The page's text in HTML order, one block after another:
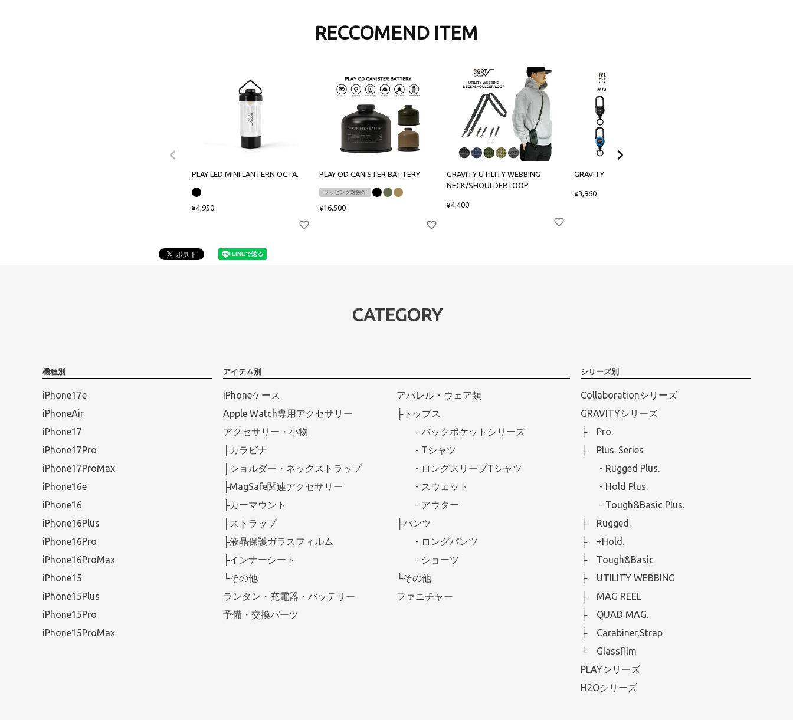
RECCOMEND ITEM
PLAY LED MINI LANTERN OCTA.
¥4,950
PLAY OD CANISTER BATTERY
ラッピング対象外
¥16,500
GRAVITY UTILITY WEBBING
NECK/SHOULDER LOOP
¥4,400
GRAVITY MAG REEL 360
¥3,960
CATEGORY
機種別
iPhone17e
iPhoneAir
iPhone17
iPhone17Pro
iPhone17ProMax
iPhone16e
iPhone16
iPhone16Plus
iPhone16Pro
iPhone16ProMax
iPhone15
iPhone15Plus
iPhone15Pro
iPhone15ProMax
アイテム別
iPhoneケース
Apple Watch専用アクセサリー
アクセサリー・小物
├カラビナ
├ショルダー・ネックストラップ
├MagSafe関連アクセサリー
├カーマウント
├ストラップ
├液晶保護ガラスフィルム
├インナーシート
└その他
ランタン・充電器・バッテリー
予備・交換パーツ
アパレル・ウェア類
├トップス
- バックポケットシリーズ
- Tシャツ
- ロングスリープTシャツ
- スウェット
- アウター
├パンツ
- ロングパンツ
- ショーツ
└その他
ファニチャー
シリーズ別
Collaborationシリーズ
GRAVITYシリーズ
├ Pro.
├ Plus. Series
- Rugged Plus.
- Hold Plus.
- Tough&Basic Plus.
├ Rugged.
├ +Hold.
├ Tough&Basic
├ UTILITY WEBBING
├ MAG REEL
├ QUAD MAG.
├ Carabiner,Strap
└ Glassfilm
PLAYシリーズ
H2Oシリーズ